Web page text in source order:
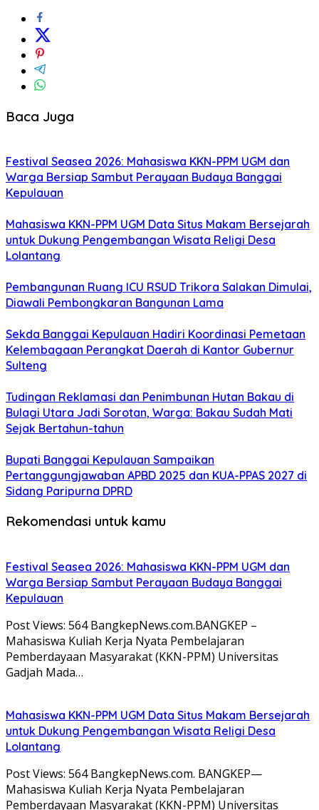
Baca Juga
Festival Seasea 2026: Mahasiswa KKN-PPM UGM dan
Warga Bersiap Sambut Perayaan Budaya Banggai
Kepulauan
Mahasiswa KKN-PPM UGM Data Situs Makam Bersejarah
untuk Dukung Pengembangan Wisata Religi Desa
Lolantang
Pembangunan Ruang ICU RSUD Trikora Salakan Dimulai,
Diawali Pembongkaran Bangunan Lama
Sekda Banggai Kepulauan Hadiri Koordinasi Pemetaan
Kelembagaan Perangkat Daerah di Kantor Gubernur
Sulteng
Tudingan Reklamasi dan Penimbunan Hutan Bakau di
Bulagi Utara Jadi Sorotan, Warga: Bakau Sudah Mati
Sejak Bertahun-tahun
Bupati Banggai Kepulauan Sampaikan
Pertanggungjawaban APBD 2025 dan KUA-PPAS 2027 di
Sidang Paripurna DPRD
Rekomendasi untuk kamu
Festival Seasea 2026: Mahasiswa KKN-PPM UGM dan
Warga Bersiap Sambut Perayaan Budaya Banggai
Kepulauan
Post Views: 564 BangkepNews.com.BANGKEP –
Mahasiswa Kuliah Kerja Nyata Pembelajaran
Pemberdayaan Masyarakat (KKN-PPM) Universitas
Gadjah Mada…
Mahasiswa KKN-PPM UGM Data Situs Makam Bersejarah
untuk Dukung Pengembangan Wisata Religi Desa
Lolantang
Post Views: 564 BangkepNews.com. BANGKEP—
Mahasiswa Kuliah Kerja Nyata Pembelajaran
Pemberdayaan Masyarakat (KKN-PPM) Universitas